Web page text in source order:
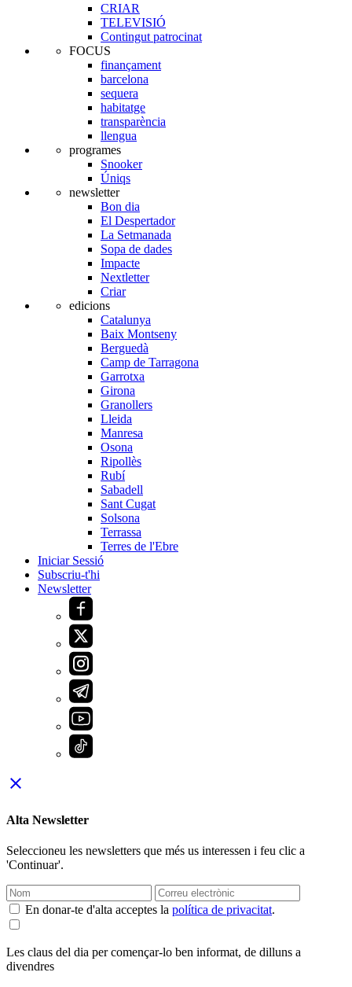
CRIAR
TELEVISIÓ
Contingut patrocinat
FOCUS
finançament
barcelona
sequera
habitatge
transparència
llengua
programes
Snooker
Úniqs
newsletter
Bon dia
El Despertador
La Setmanada
Sopa de dades
Impacte
Nextletter
Criar
edicions
Catalunya
Baix Montseny
Berguedà
Camp de Tarragona
Garrotxa
Girona
Granollers
Lleida
Manresa
Osona
Ripollès
Rubí
Sabadell
Sant Cugat
Solsona
Terrassa
Terres de l'Ebre
Iniciar Sessió
Subscriu-t'hi
Newsletter
close
Alta Newsletter
Seleccioneu les newsletters que més us interessen i feu clic a
'Continuar'.
En donar-te d'alta acceptes la política de privacitat.
Les claus del dia per començar-lo ben informat, de dilluns a
divendres